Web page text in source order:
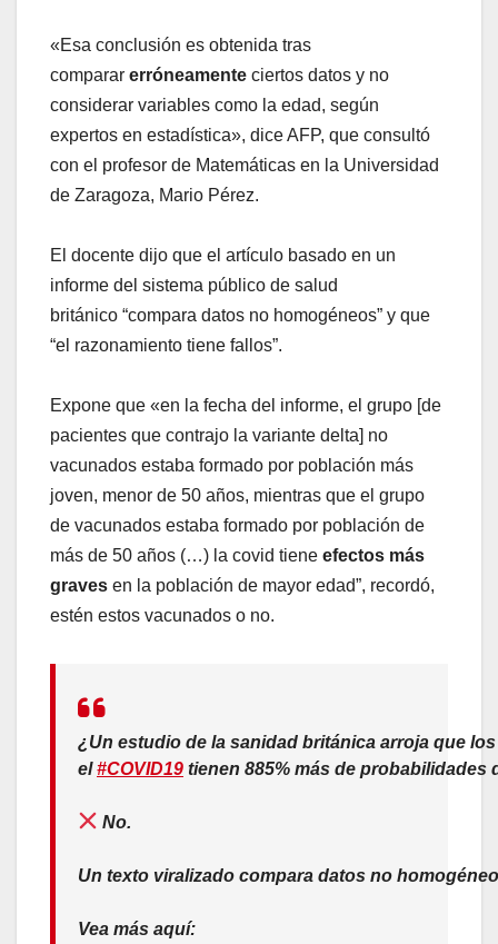
«Esa conclusión es obtenida tras
comparar erróneamente ciertos datos y no
considerar variables como la edad, según
expertos en estadística», dice AFP, que consultó
con el profesor de Matemáticas en la Universidad
de Zaragoza, Mario Pérez.
El docente dijo que el artículo basado en un
informe del sistema público de salud
británico “compara datos no homogéneos” y que
“el razonamiento tiene fallos”.
Expone que «en la fecha del informe, el grupo [de
pacientes que contrajo la variante delta] no
vacunados estaba formado por población más
joven, menor de 50 años, mientras que el grupo
de vacunados estaba formado por población de
más de 50 años (…) la covid tiene efectos más
graves en la población de mayor edad”, recordó,
estén estos vacunados o no.
¿Un estudio de la sanidad británica arroja que
el#COVID19 tienen 885% más de probabilidades
No.
Un texto viralizado compara datos no
Vea más aquí: